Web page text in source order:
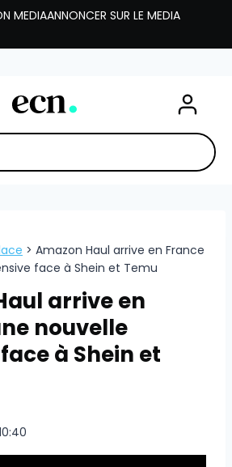
MEDIAANNONCER SUR LE MEDIA
> Amazon Haul arrive en France
face à Shein et Temu
arrive en
nouvelle
à Shein et